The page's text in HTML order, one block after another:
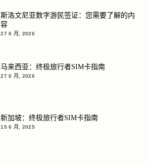
斯洛文尼亚数字游民签证：您需要了解的内
容
27 6 月, 2026
马来西亚：终极旅行者SIM卡指南
27 6 月, 2026
新加坡：终极旅行者SIM卡指南
15 6 月, 2025